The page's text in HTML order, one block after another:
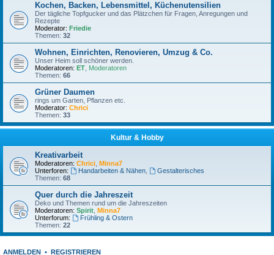
Kochen, Backen, Lebensmittel, Küchenutensilien
Der tägliche Topfgucker und das Plätzchen für Fragen, Anregungen und
Rezepte
Moderator: Friedie
Themen: 32
Wohnen, Einrichten, Renovieren, Umzug & Co.
Unser Heim soll schöner werden.
Moderatoren: ET Moderatoren
Themen: 66
Grüner Daumen
rings um Garten, Pflanzen etc.
Moderator: Chrici
Themen: 33
Kultur & Hobby
Kreativarbeit
Moderatoren: Chrici Minna7
Unterforen:
Handarbeiten & Nähen,
Gestalterisches
Themen: 68
Quer durch die Jahreszeit
Deko und Themen rund um die Jahreszeiten
Moderatoren: Spirit Minna7
Unterforum:
Frühling & Ostern
Themen: 22
ANMELDEN • REGISTRIEREN